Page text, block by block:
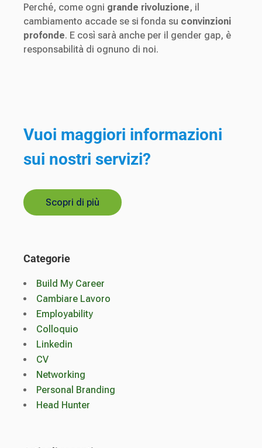
Perché, come ogni grande rivoluzione, il
cambiamento accade se si fonda su convinzioni
profonde. E così sarà anche per il gender gap, è
responsabilità di ognuno di noi.
Vuoi maggiori informazioni
sui nostri servizi?
Scopri di più
Categorie
Build My Career
Cambiare Lavoro
Employability
Colloquio
Linkedin
CV
Networking
Personal Branding
Head Hunter